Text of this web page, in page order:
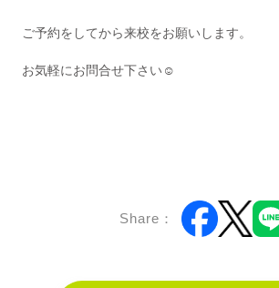
ご予約をしてから来校をお願いします。
お気軽にお問合せ下さい☺
Share：